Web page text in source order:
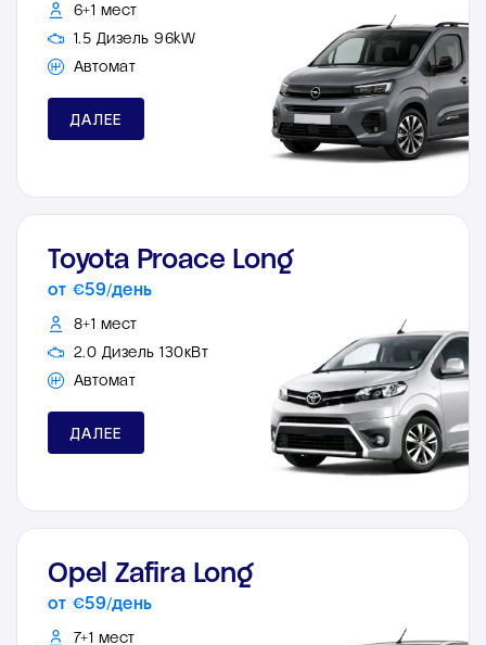
6+1 мест
1.5 Дизель 96kW
Автомат
ДАЛЕЕ
Toyota Proace Long
от €59/день
8+1 мест
2.0 Дизель 130кВт
Автомат
ДАЛЕЕ
Opel Zafira Long
от €59/день
7+1 мест